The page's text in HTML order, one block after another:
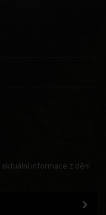
informace z dění